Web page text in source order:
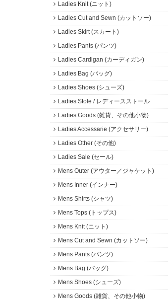
Ladies Knit (ニット)
Ladies Cut and Sewn (カットソー)
Ladies Skirt (スカート)
Ladies Pants (パンツ)
Ladies Cardigan (カーディガン)
Ladies Bag (バッグ)
Ladies Shoes (シューズ)
Ladies Stole / レディースストール
Ladies Goods (雑貨、その他小物)
Ladies Accessarie (アクセサリー)
Ladies Other (その他)
Ladies Sale (セール)
Mens Outer (アウター／ジャケット)
Mens Inner (インナー)
Mens Shirts (シャツ)
Mens Tops (トップス)
Mens Knit (ニット)
Mens Cut and Sewn (カットソー)
Mens Pants (パンツ)
Mens Bag (バッグ)
Mens Shoes (シューズ)
Mens Goods (雑貨、その他小物)